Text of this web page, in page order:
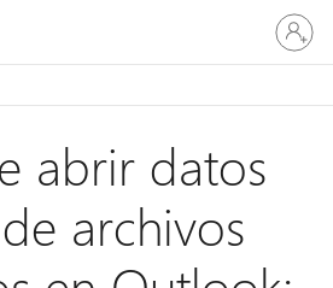
Iniciar
sesión
en
cuenta
abrir datos
archivos